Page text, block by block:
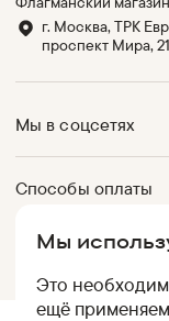
Мы
Это
ещё применяем
г. Москва, ТРК
проспект Мира,
Мы в соцсетях
Способы оплаты
Партнеры